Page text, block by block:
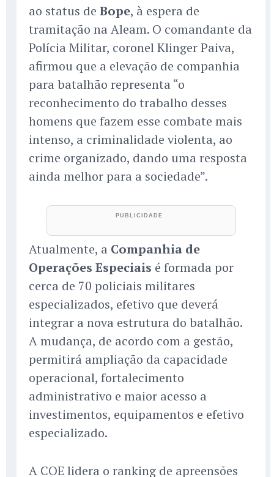
ao status de Bope, à espera de
tramitação na Aleam. O comandante da
Polícia Militar, coronel Klinger Paiva,
afirmou que a elevação de companhia
para batalhão representa “o
reconhecimento do trabalho desses
homens que fazem esse combate mais
intenso, a criminalidade violenta, ao
crime organizado, dando uma resposta
ainda melhor para a sociedade”.
Atualmente, a Companhia de
Operações Especiais é formada por
cerca de 70 policiais militares
especializados, efetivo que deverá
integrar a nova estrutura do batalhão.
A mudança, de acordo com a gestão,
permitirá ampliação da capacidade
operacional, fortalecimento
administrativo e maior acesso a
investimentos, equipamentos e efetivo
especializado.
A COE lidera o ranking de apreensões